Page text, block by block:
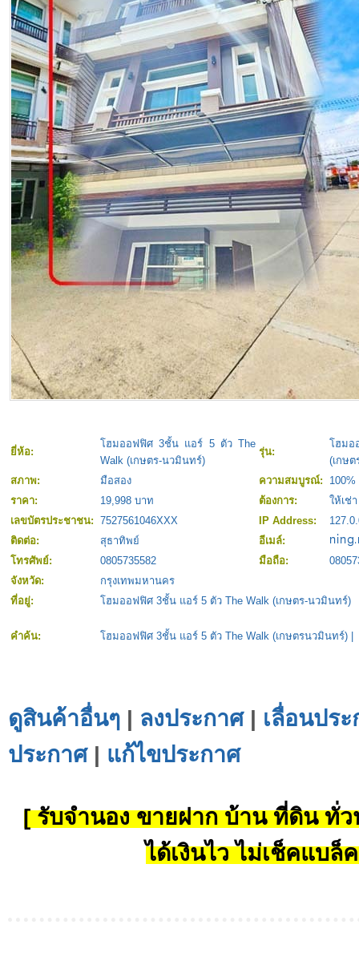
ยี่ห้อ:
โฮมออฟฟิศ 3ชั้น แอร์ 5 ตัว The
Walk (เกษตร-นวมินทร์)
รุ่น:
โฮม
(เกษ
สภาพ:
มือสอง ความสมบูรณ์:
100%
ราคา:
19,998 บาท ต้องการ:
ให้เช่า
เลขบัตรประชาชน: 7527561046XXX IP Address:
ติดต่อ:
สุธาทิพย์
อีเมล์:
โทรศัพย์:
0805735582 มือถือ:
จังหวัด:
กรุงเทพมหานคร
ที่อยู่:
โฮมออฟฟิศ 3ชั้น แอร์ 5 ตัว The Walk (เกษตร-นวมินทร์)
คำค้น: โฮมออฟฟิศ 3ชั้น แอร์ 5 ตัว The Walk (เกษตรนวมินทร์)
ดูสินค้าอื่นๆ | ลงประกาศ| เลื่อนปร
ประกาศ| แก้ไขประกาศ
[ รับจำนอง ขายฝาก บ้าน ที่ดิน ทั่ว
ได้เงินไว ไม่เช็คแบล็